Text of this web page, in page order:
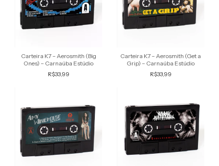
Carteira K7 – Aerosmith (Big
Ones) – Carnaúba Estúdio
R$33,99
Carteira K7 – Aerosmith (Get a
Grip) – Carnaúba Estúdio
R$33,99